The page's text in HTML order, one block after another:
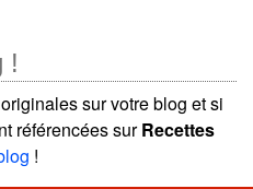
!
sur votre blog et si
référencées surRecettes
!